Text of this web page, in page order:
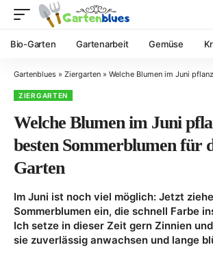
Bio-Garten Gartenarbeit Gemüse
Gartenblues » Ziergarten » Welche Blumen im Juni pflanzen? Die besten
ZIERGARTEN
Welche Blumen im Juni
besten Sommerblumen für
Garten
Im Juni ist noch viel möglich: Jetzt
Sommerblumen ein, die schnell Farbe
Ich setze in dieser Zeit gern Zinnien
sie zuverlässig anwachsen und lange